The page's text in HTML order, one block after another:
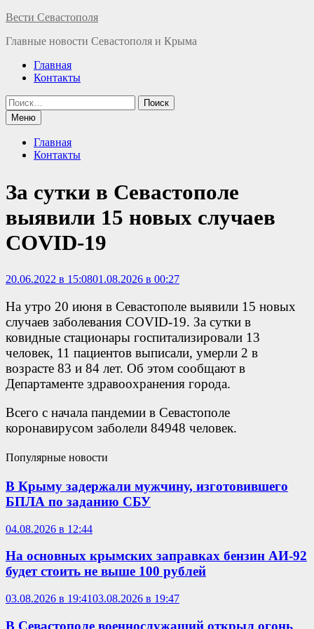
Перейти
содержимому
Вести Севастополя
Главные новости Севастополя и Крыма
Главная
Контакты
Найти:
Меню
Главная
Контакты
За сутки в Севастополе
выявили 15 новых случаев
COVID-19
20.06.2022 в 15:0801.08.2026 в 00:27
На утро 20 июня в Севастополе выявили 15 новых
случаев заболевания COVID-19. За сутки в
ковидные стационары госпитализировали 13
человек, 11 пациентов выписали, умерли 2 в
возрасте 83 и 84 лет. Об этом сообщают в
Департаменте здравоохранения города.
Всего с начала пандемии в Севастополе
коронавирусом заболели 84948 человек.
Популярные новости
В Крыму задержали мужчину, изготовившего
БПЛА по заданию СБУ
04.08.2026 в 12:44
На основных крымских заправках бензин АИ-92
будет стоить не выше 100 рублей
03.08.2026 в 19:4103.08.2026 в 19:47
В Севастополе военнослужащий открыл огонь